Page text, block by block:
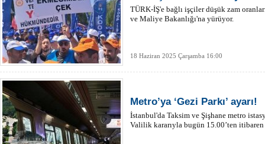
TÜRK-İŞ'e bağlı işçiler düşük zam
ve Maliye Bakanlığı'na yürüyor.
18 Haziran 2025 Çarşamba 16:00
Metro’ya ‘Gezi Parkı’ ayarı!
İstanbul'da Taksim ve Şişhane metro
Valilik kararıyla bugün 15.00’ten itibaren